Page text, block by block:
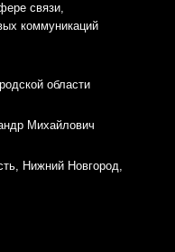
связи,
коммуникаций
области
Михайлович
Нижний Новгород,